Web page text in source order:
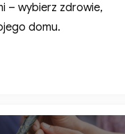
– wybierz zdrowie,
domu.